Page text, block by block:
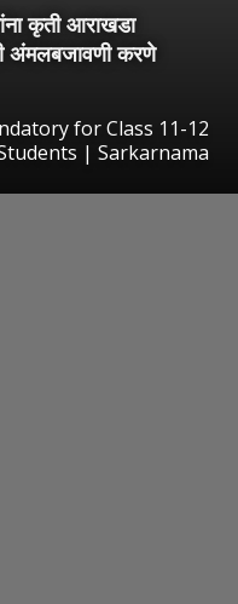
कृती आराखडा
अंमलबजावणी करणे
for Class 11-12
| Sarkarnama